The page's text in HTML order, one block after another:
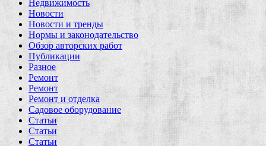
Недвижимость
Новости
Новости и тренды
Нормы и законодательство
Обзор авторских работ
Публикации
Разное
Ремонт
Ремонт
Ремонт и отделка
Садовое оборудование
Статьи
Статьи
Статьи